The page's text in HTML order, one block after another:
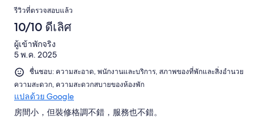
รีวิวที่ตรวจสอบแล้ว
10/10 ดีเลิศ
ผู้เข้าพักจริง
5 พ.ค. 2025
ชื่นชอบ: ความสะอาด, พนักงานและบริการ, สภาพของที่พักและสิ่งอำนวย
ความสะดวก, ความสะดวกสบายของห้องพัก
แปลด้วย Google
房間小，但裝修格調不錯，服務也不錯。